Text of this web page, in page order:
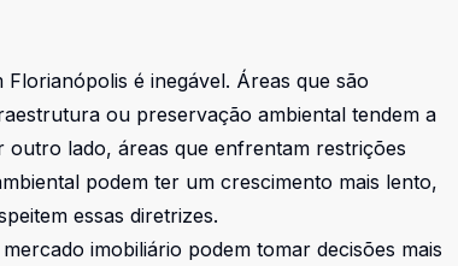
é inegável. Áreas que são
ou preservação ambiental tendem a
outro lado, áreas que enfrentam restrições
podem ter um crescimento mais lento,
essas diretrizes.
imobiliário podem tomar decisões mais